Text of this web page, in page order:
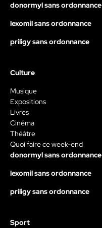
donormyl sans ordonnance
lexomil sans ordonnance
priligy sans ordonnance
Culture
Musique
Expositions
Livres
Cinéma
Théâtre
Quoi faire ce week-end
donormyl sans ordonnance
lexomil sans ordonnance
priligy sans ordonnance
Sport